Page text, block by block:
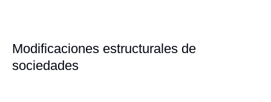
Modificaciones estructurales de
sociedades